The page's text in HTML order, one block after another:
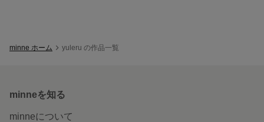
minne ホーム yuleru の作品一覧
minneを知る
minneについて